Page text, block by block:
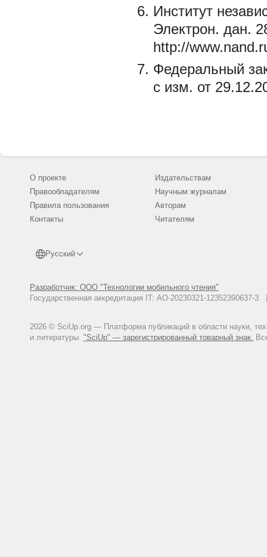
Институт
Электрон. дан.
http://
Федеральный
с изм. от
О проекте
Правообладателям
Правила пользования
Контакты
Русский
Разработчик: ООО "Технологии мобильного чтения"
Государственная аккредитация IT: АО-20230321-
2026 © SciUp.org — Платформа публикаций в области науки,
и литературы. "SciUp" — зарегистрированный товарный знак.
Издательствам
Научным журналам
Авторам
Читателям